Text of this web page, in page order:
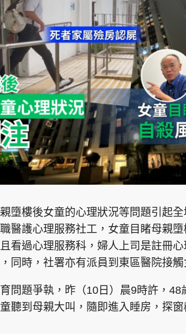
智富天下 李
神機妙算
緣來有理 麥
鬼靈精怪
PCM 電腦廣場 星島頭條 星島日報
EDUPLUS
墮樓後女童的心理狀況等問題引起全
醫護心理服務社工，女童目睹母親墮
看過心理服務科，婦人上司是註冊心
同時，社署亦有派員到東區醫院接觸
問題爭執，昨（10日）晨9時許，48
聽到母親大叫，隨即進入睡房，探